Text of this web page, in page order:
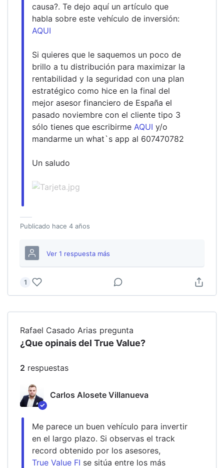
causa?. Te dejo aquí un artículo que
AQUI
Si quieres que le saquemos un poco de
brillo a tu distribución para maximizar la
rentabilidad y la seguridad con una plan
estratégico como hice en la final del
mejor asesor financiero de España el
pasado noviembre con el cliente tipo 3
sólo tienes que escribirme AQUI y/o
mandarme un what`s app al 607470782
Un saludo
Publicado hace 4 años
Ver 1 respuesta más
1
Rafael Casado Arias pregunta
¿Que opinais del True Value?
2 respuestas
Carlos Alosete Villanueva
Me parece un buen vehículo para invertir
en el largo plazo. Si observas el track
record obtenido por los asesores,
True Value FI se sitúa entre los más